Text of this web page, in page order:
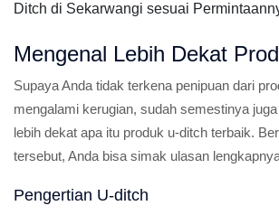
Ditch di Sekarwangi sesuai
Mengenal Lebih Dekat
Supaya Anda tidak terkena penipuan dari
mengalami kerugian, sudah semestinya
lebih dekat apa itu produk u-ditch terbaik.
tersebut, Anda bisa simak ulasan
Pengertian U-ditch